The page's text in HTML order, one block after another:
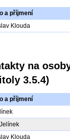
a příjmení
Klouda
na
3.5.4)
a příjmení
Klouda